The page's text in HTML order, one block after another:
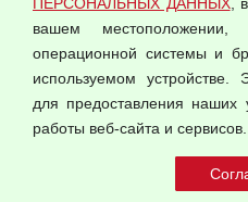
© 2026 ООО "Феникс"
Публичная оферта
вашем
операционной системы и
используемом устройстве.
для предоставления наших
работы веб-сайта и сервисов.